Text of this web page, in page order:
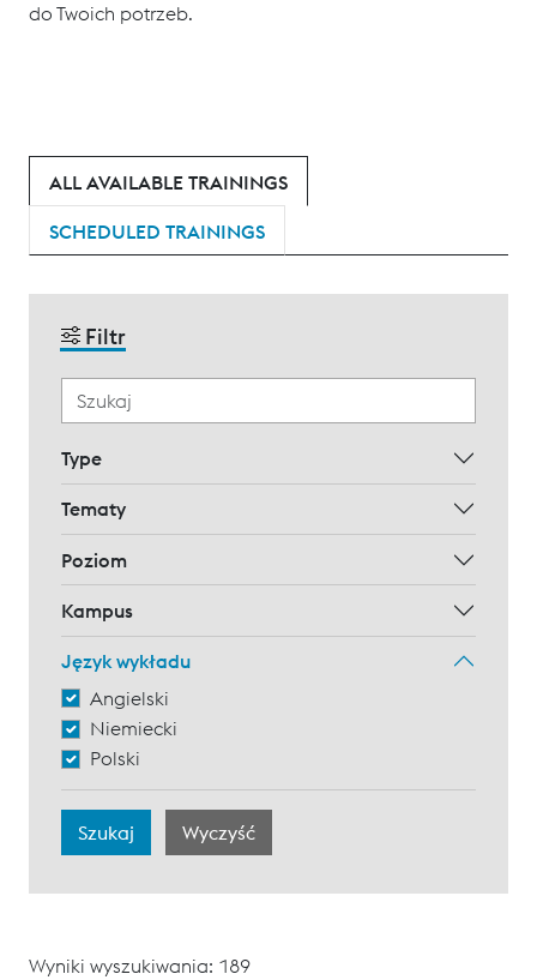
do Twoich potrzeb.
ALL AVAILABLE TRAININGS
SCHEDULED TRAININGS
Filtr
Type
Tematy
Poziom
Kampus
Język wykładu
Angielski
Niemiecki
Polski
Wyniki wyszukiwania: 189